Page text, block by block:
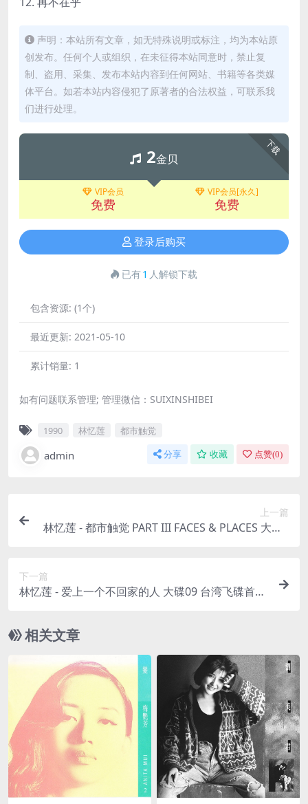
声明：本站所有文章，如无特殊说明或标注，均为本站原
创发布。任何个人或组织，在未征得本站同意时，禁止复
制、盗用、采集、发布本站内容到任何网站、书籍等各类媒
体平台。如若本站内容侵犯了原著者的合法权益，可联系我
们进行处理。
下载
2金贝
VIP会员
免费
VIP会员[永久]
免费
登录后购买
已有1 人解锁下载
包含资源: (1个)
最近更新: 2021-05-10
累计销量: 1
如有问题联系管理; 管理微信：SUIXINSHIBEI
1990 林忆莲 都市触觉
admin 分享 收藏 点赞(0)
上一篇
林忆莲 - 都市触觉 PART III FACES & PLACES 大碟0
下一篇
林忆莲 - 爱上一个不回家的人 大碟09 台湾飞碟首版
相关文章